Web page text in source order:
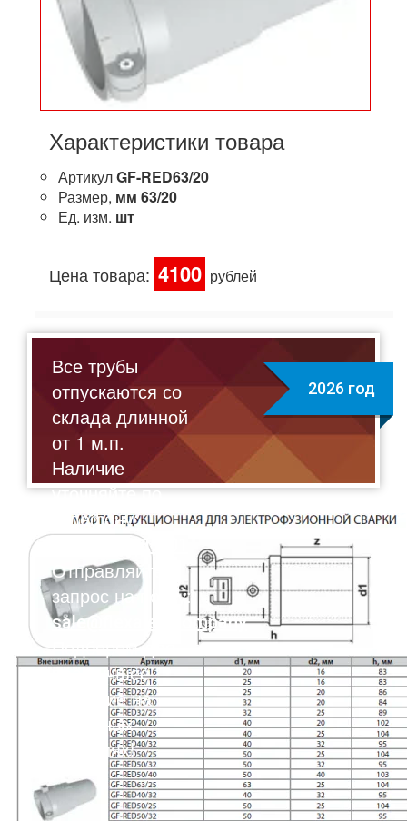
Характеристики товара
АртикулGF-RED63/20
Размер, мм 63/20
Ед. изм. шт
Цена товара: 4100 рублей
Все трубы
отпускаются со
склада длинной
от 1 м.п.
Наличие
уточняйте по
телефону:
8(495)211-17-01
Отправляйте
запрос на почту:
sale@flexalen.company
Подберем для
вас лучшее
решение на
выгодных
условиях!
2026 год